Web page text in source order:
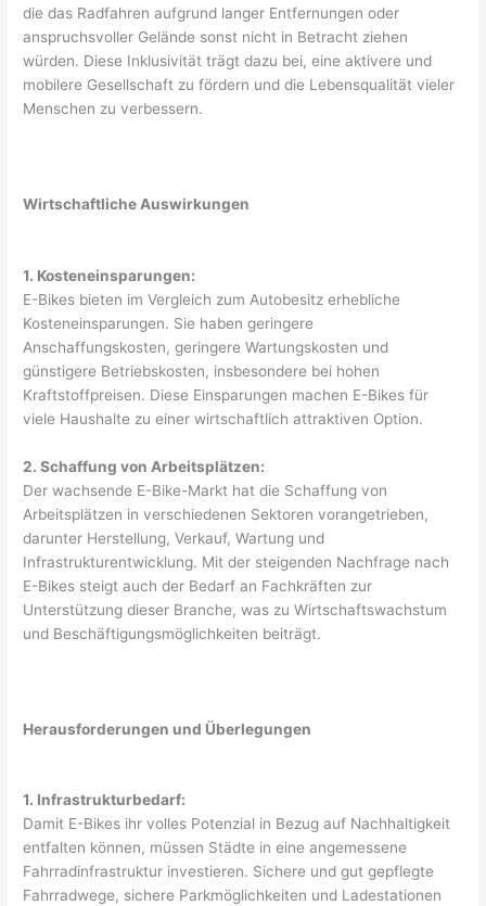
die das Radfahren aufgrund langer Entfernungen oder
anspruchsvoller Gelände sonst nicht in Betracht ziehen
würden. Diese Inklusivität trägt dazu bei, eine aktivere und
mobilere Gesellschaft zu fördern und die Lebensqualität vieler
Menschen zu verbessern.
Wirtschaftliche Auswirkungen
1. Kosteneinsparungen:
E-Bikes bieten im Vergleich zum Autobesitz erhebliche
Kosteneinsparungen. Sie haben geringere
Anschaffungskosten, geringere Wartungskosten und
günstigere Betriebskosten, insbesondere bei hohen
Kraftstoffpreisen. Diese Einsparungen machen E-Bikes für
viele Haushalte zu einer wirtschaftlich attraktiven Option.
2. Schaffung von Arbeitsplätzen:
Der wachsende E-Bike-Markt hat die Schaffung von
Arbeitsplätzen in verschiedenen Sektoren vorangetrieben,
darunter Herstellung, Verkauf, Wartung und
Infrastrukturentwicklung. Mit der steigenden Nachfrage nach
E-Bikes steigt auch der Bedarf an Fachkräften zur
Unterstützung dieser Branche, was zu Wirtschaftswachstum
und Beschäftigungsmöglichkeiten beiträgt.
Herausforderungen und Überlegungen
1. Infrastrukturbedarf:
Damit E-Bikes ihr volles Potenzial in Bezug auf Nachhaltigkeit
entfalten können, müssen Städte in eine angemessene
Fahrradinfrastruktur investieren. Sichere und gut gepflegte
Fahrradwege, sichere Parkmöglichkeiten und Ladestationen